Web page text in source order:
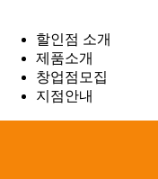
할인점 소개
제품소개
창업점모집
지점안내